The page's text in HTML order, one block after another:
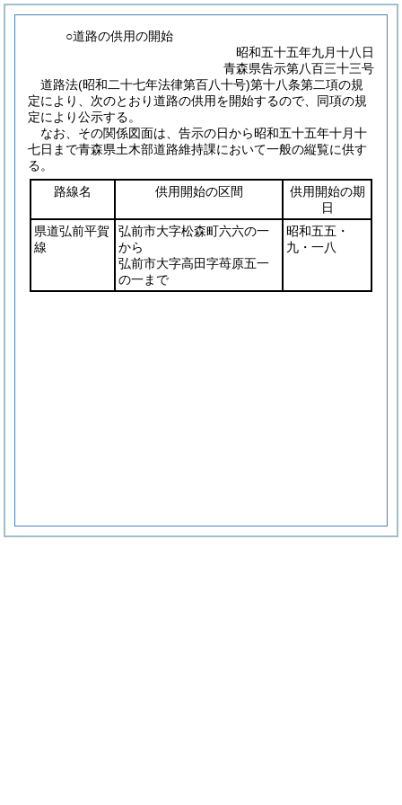
○道路の供用の開始
昭和五十五年九月十八日
青森県告示第八百三十三号
道路法(昭和二十七年法律第百八十号)第十八条第二項の規
定により、次のとおり道路の供用を開始するので、同項の規
定により公示する。
なお、その関係図面は、告示の日から昭和五十五年十月十
七日まで青森県土木部道路維持課において一般の縦覧に供す
る。
路線名
供用開始の区間
供用開始の期
日
県道弘前平賀
線
弘前市大字松森町六六の一
から
弘前市大字高田字苺原五一
の一まで
昭和五五・
九・一八